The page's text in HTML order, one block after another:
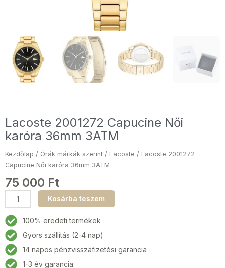
Lacoste 2001272 Capucine Női
karóra 36mm 3ATM
Kezdőlap / Órák márkák szerint / Lacoste / Lacoste 2001272
Capucine Női karóra 36mm 3ATM
75 000 Ft
Lacoste
2001272
Capucine
Női
karóra
36mm
3ATM
Kosárba teszem
100% eredeti termékek
Gyors szállítás (2-4 nap)
14 napos pénzvisszafizetési garancia
1-3 év garancia